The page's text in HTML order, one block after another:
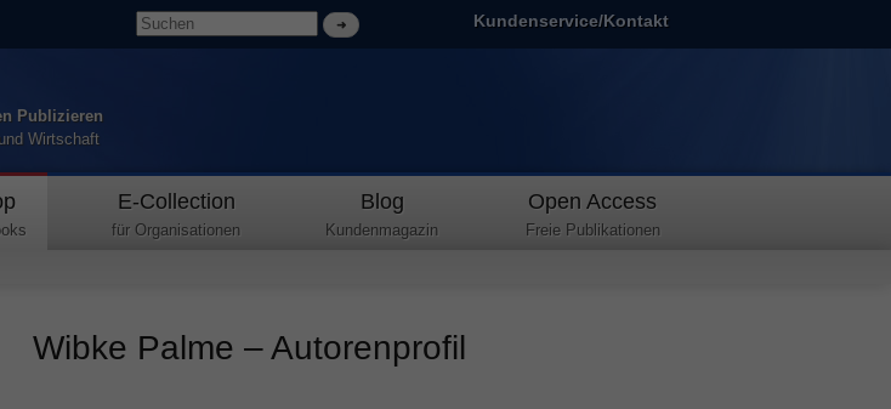
Kundenservice/Kontakt
Publizieren
Wirtschaft
E-Collection
für Organisationen
Blog
Kundenmagazin
Open Access
Freie Publikationen
Wibke Palme – Autorenprofil